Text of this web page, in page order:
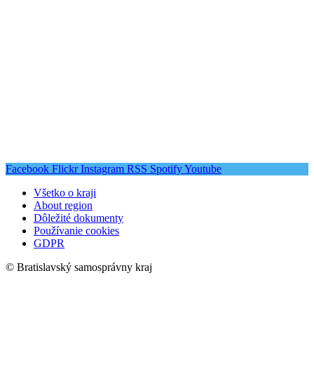
Facebook Flickr Instagram RSS SpotifyYoutube
Všetko o kraji
About region
Dôležité dokumenty
Používanie cookies
GDPR
© Bratislavský samosprávny kraj